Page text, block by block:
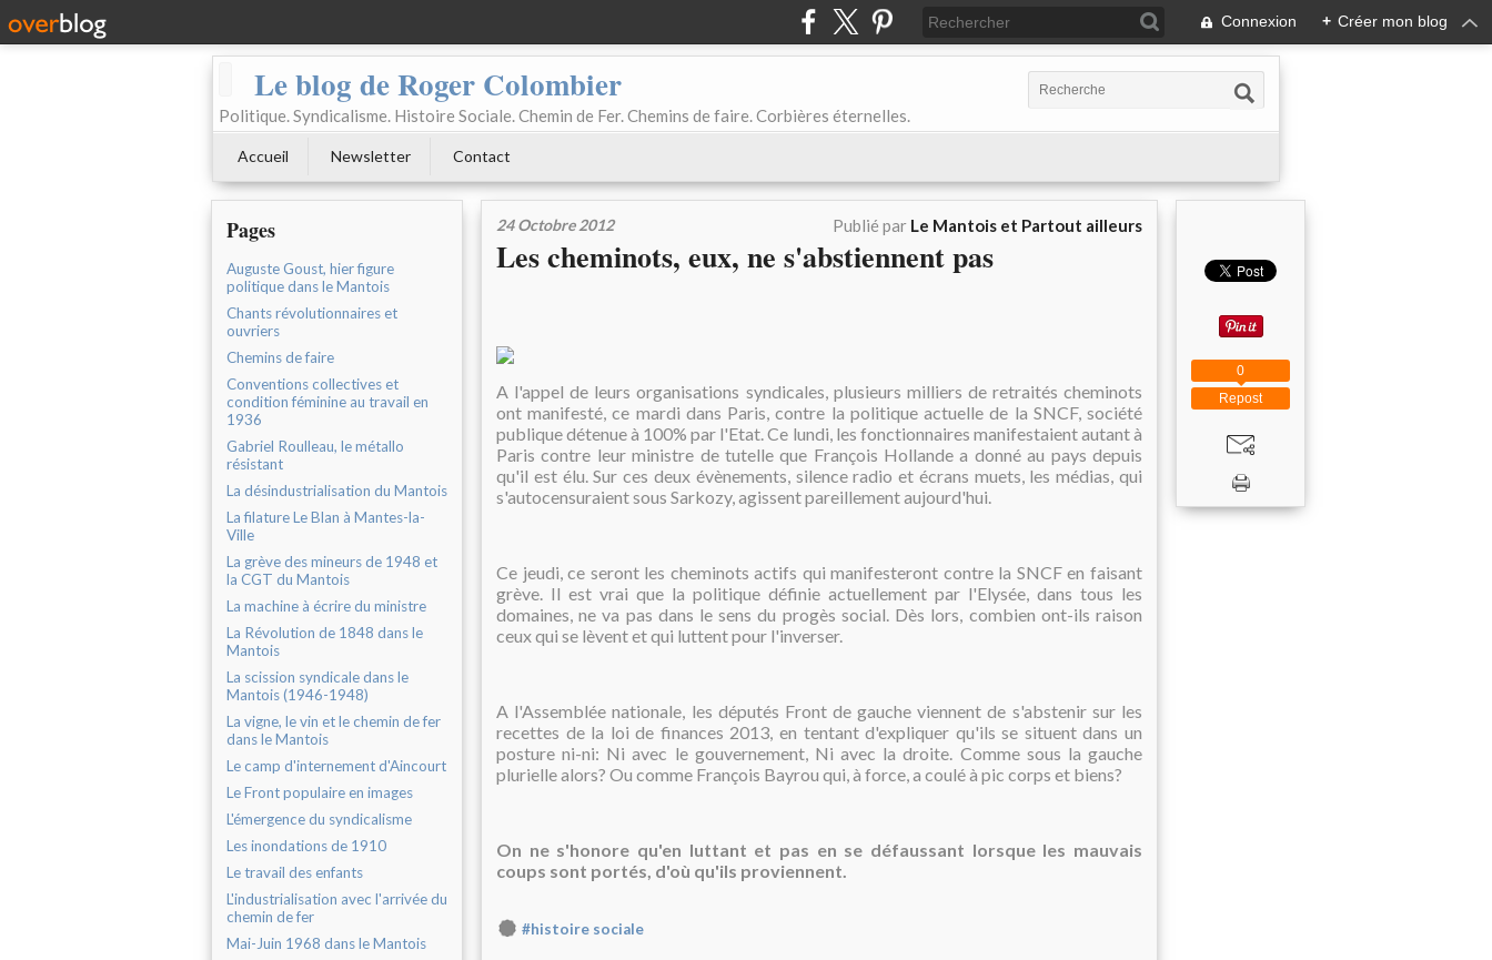
Connexion + Créer mon blog
Le blog de Roger Colombier
Politique. Syndicalisme. Histoire Sociale. Chemin de Fer. Chemins de faire. Corbières éternelles.
Accueil Newsletter Contact
Pages
Auguste Goust, hier figure
politique dans le Mantois
Chants révolutionnaires et
ouvriers
Chemins de faire
Conventions collectives et
condition féminine au travail en
1936
Gabriel Roulleau, le métallo
résistant
La désindustrialisation du Mantois
La filature Le Blan à Mantes-la-
Ville
La grève des mineurs de 1948 et
la CGT du Mantois
La machine à écrire du ministre
La Révolution de 1848 dans le
Mantois
La scission syndicale dans le
Mantois (1946-1948)
La vigne, le vin et le chemin de fer
dans le Mantois
Le camp d'internement d'Aincourt
Le Front populaire en images
L'émergence du syndicalisme
Les inondations de 1910
Le travail des enfants
L'industrialisation avec l'arrivée du
chemin de fer
Mai-Juin 1968 dans le Mantois
24 Octobre 2012 Publié par Le Mantois et Partout ailleurs
Les cheminots, eux, ne s'abstiennent pas
A l'appel de leurs organisations syndicales, plusieurs milliers de retraités cheminots
ont manifesté, ce mardi dans Paris, contre la politique actuelle de la SNCF, société
publique détenue à 100% par l'Etat. Ce lundi, les fonctionnaires manifestaient autant à
Paris contre leur ministre de tutelle que François Hollande a donné au pays depuis
qu'il est élu. Sur ces deux évènements, silence radio et écrans muets, les médias, qui
s'autocensuraient sous Sarkozy, agissent pareillement aujourd'hui.
Ce jeudi, ce seront les cheminots actifs qui manifesteront contre la SNCF en faisant
grève. Il est vrai que la politique définie actuellement par l'Elysée, dans tous les
domaines, ne va pas dans le sens du progès social. Dès lors, combien ont-ils raison
ceux qui se lèvent et qui luttent pour l'inverser.
A l'Assemblée nationale, les députés Front de gauche viennent de s'abstenir sur les
recettes de la loi de finances 2013, en tentant d'expliquer qu'ils se situent dans un
posture ni-ni: Ni avec le gouvernement, Ni avec la droite. Comme sous la gauche
plurielle alors? Ou comme François Bayrou qui, à force, a coulé à pic corps et biens?
On ne s'honore qu'en luttant et pas en se défaussant lorsque les mauvais
coups sont portés, d'où qu'ils proviennent.
#histoire sociale
Repost
0